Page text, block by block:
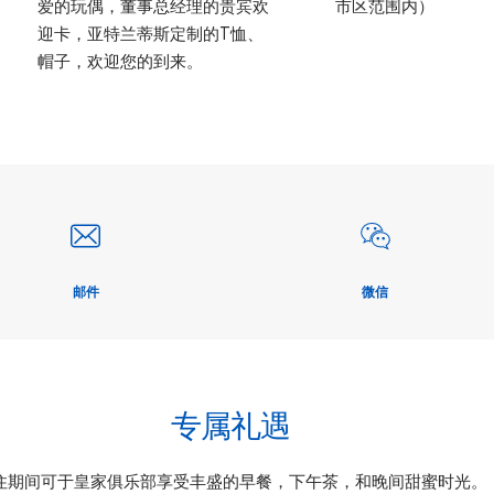
爱的玩偶，董事总经理的贵宾欢
迎卡，亚特兰蒂斯定制的T恤、
帽子，欢迎您的到来。
市区范围内）
邮件 微信
专属礼遇
期间可于皇家俱乐部享受丰盛的早餐，下午茶，和晚间甜蜜时光。